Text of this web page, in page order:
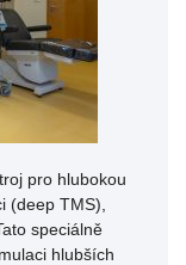
pro hlubokou
(deep TMS),
speciálně
hlubších